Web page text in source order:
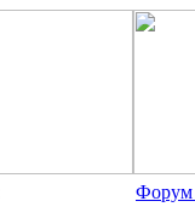
Форум